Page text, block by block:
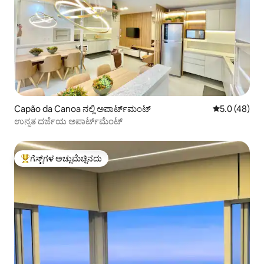
Capão da Canoa ನಲ್ಲಿ ಅಪಾರ್ಟ್‌ಮಂಟ್ 5 ರಲ್ಲಿ 5.0
5.0 (48)
ಉನ್ನತ ದರ್ಜೆಯ ಅಪಾರ್ಟ್‌ಮೆಂಟ್
ಗೆಸ್ಟ್‌ಗಳಿಗೆ ಅತಿ ಹೆಚ್ಚು ಅಚ್ಚುಮೆಚ್ಚಿನದು
ಗೆಸ್ಟ್‌ಗಳ ಅಚ್ಚುಮೆಚ್ಚಿನದು